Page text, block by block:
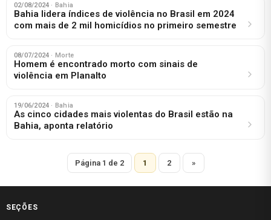
02/08/2024 · Bahia
Bahia lidera índices de violência no Brasil em 2024
com mais de 2 mil homicídios no primeiro semestre
08/07/2024 · Morte
Homem é encontrado morto com sinais de
violência em Planalto
19/06/2024 · Bahia
As cinco cidades mais violentas do Brasil estão na
Bahia, aponta relatório
Página 1 de 2 1 2 »
SEÇÕES